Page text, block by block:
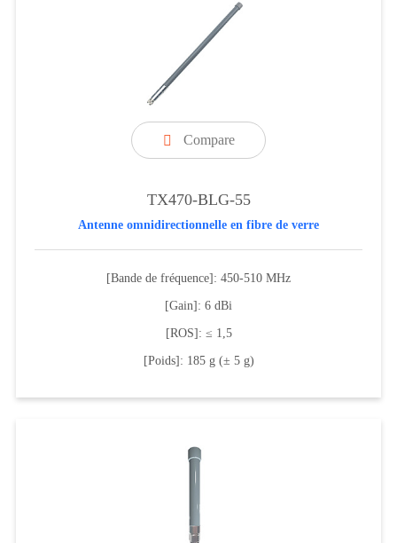
 Compare
TX470-BLG-55
Antenne omnidirectionnelle en fibre de verre
[Bande de fréquence]: 450-510 MHz
[Gain]: 6 dBi
[ROS]: ≤ 1,5
[Poids]: 185 g (± 5 g)